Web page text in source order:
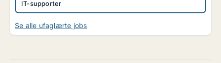
IT-supporter
Se alle ufaglærte jobs